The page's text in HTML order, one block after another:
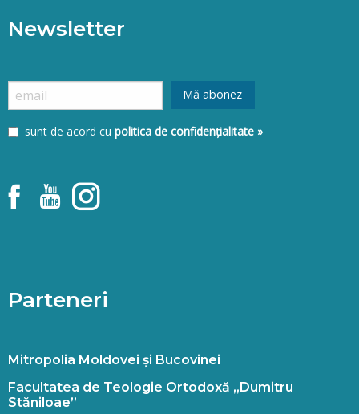
Newsletter
sunt de acord cu politica de confidențialitate »
Parteneri
Mitropolia Moldovei și Bucovinei
Facultatea de Teologie Ortodoxă „Dumitru
Stăniloae”